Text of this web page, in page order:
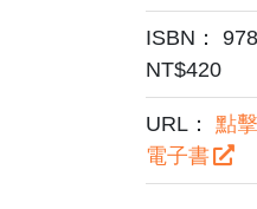
ISBN：
NT$420
URL：點
電子書